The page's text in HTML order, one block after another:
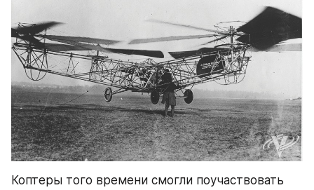
Коптеры того времени смогли поучаствовать